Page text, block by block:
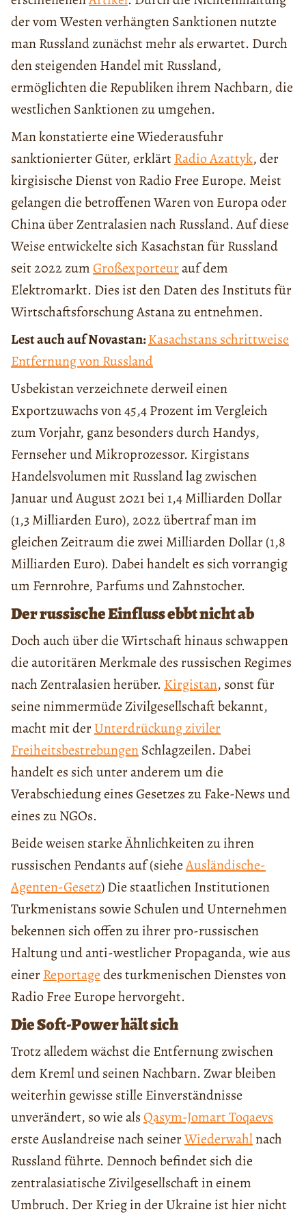
der vom Westen verhängten Sanktionen nutzte
man Russland zunächst mehr als erwartet. Durch
den steigenden Handel mit Russland,
ermöglichten die Republiken ihrem Nachbarn, die
westlichen Sanktionen zu umgehen.
Man konstatierte eine Wiederausfuhr
sanktionierter Güter, erklärtRadio Azattyk, der
kirgisische Dienst von Radio Free Europe. Meist
gelangen die betroffenen Waren von Europa oder
China über Zentralasien nach Russland. Auf diese
Weise entwickelte sich Kasachstan für Russland
seit 2022 zumGroßexporteurauf dem
Elektromarkt. Dies ist den Daten des Instituts für
Wirtschaftsforschung Astana zu entnehmen.
Lest auch auf Novastan:Kasachstans schrittweise
Entfernung von Russland
Usbekistan verzeichnete derweil einen
Exportzuwachs von 45,4 Prozent im Vergleich
zum Vorjahr, ganz besonders durch Handys,
Fernseher und Mikroprozessor. Kirgistans
Handelsvolumen mit Russland lag zwischen
Januar und August 2021 bei 1,4 Milliarden Dollar
(1,3 Milliarden Euro), 2022 übertraf man im
gleichen Zeitraum die zwei Milliarden Dollar (1,8
Milliarden Euro). Dabei handelt es sich vorrangig
um Fernrohre, Parfums und Zahnstocher.
Der russische Einfluss ebbt nicht ab
Doch auch über die Wirtschaft hinaus schwappen
die autoritären Merkmale des russischen Regimes
nach Zentralasien herüber. Kirgistan, sonst für
seine nimmermüde Zivilgesellschaft bekannt,
macht mit derUnterdrückung ziviler
FreiheitsbestrebungenSchlagzeilen. Dabei
handelt es sich unter anderem um die
Verabschiedung eines Gesetzes zu Fake-News und
eines zu NGOs.
Beide weisen starke Ähnlichkeiten zu ihren
russischen Pendants auf (sieheAusländische-
Agenten-Gesetz) Die staatlichen Institutionen
Turkmenistans sowie Schulen und Unternehmen
bekennen sich offen zu ihrer pro-russischen
Haltung und anti-westlicher Propaganda, wie aus
einerReportagedes turkmenischen Dienstes von
Radio Free Europe hervorgeht.
Die Soft-Power hält sich
Trotz alledem wächst die Entfernung zwischen
dem Kreml und seinen Nachbarn. Zwar bleiben
weiterhin gewisse stille Einverständnisse
unverändert, so wie alsQasym-Jomart Toqaevs
erste Auslandreise nach seinerWiederwahlnach
Russland führte. Dennoch befindet sich die
zentralasiatische Zivilgesellschaft in einem
Umbruch. Der Krieg in der Ukraine ist hier nicht